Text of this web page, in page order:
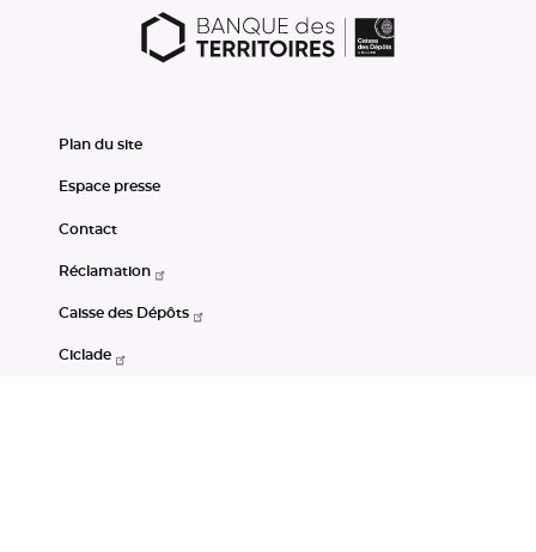
Plan du site
Espace presse
Contact
Réclamation
Caisse des Dépôts
Ciclade